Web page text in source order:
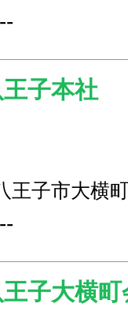
子本社
王子市大横
子大横町